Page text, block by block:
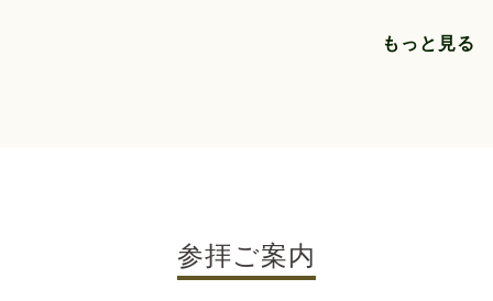
もっと見る
参拝ご案内